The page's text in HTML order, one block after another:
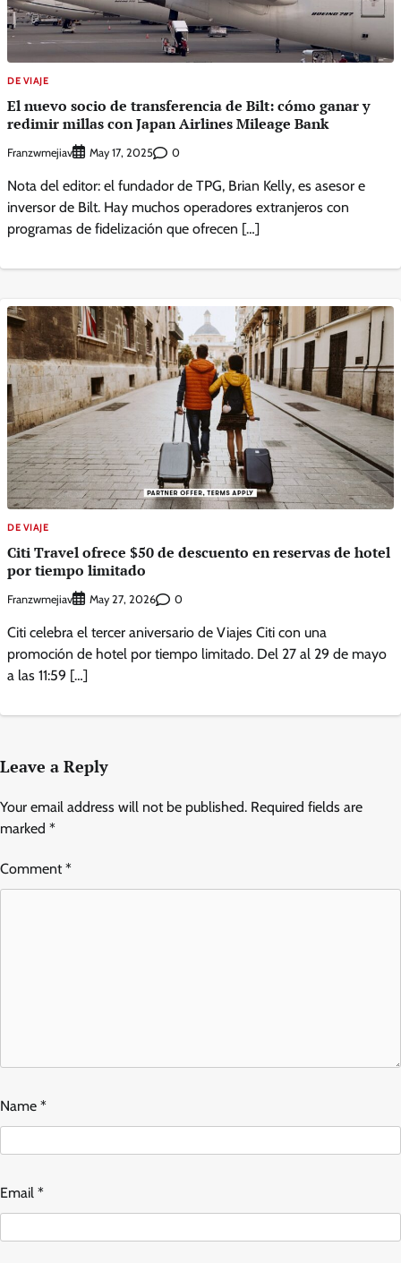
DE VIAJE
El nuevo socio de transferencia de Bilt: cómo ganar y
redimir millas con Japan Airlines Mileage Bank
Franzwmejiav May 17, 2025 0
Nota del editor: el fundador de TPG, Brian Kelly, es asesor e
inversor de Bilt. Hay muchos operadores extranjeros con
programas de fidelización que ofrecen […]
DE VIAJE
Citi Travel ofrece $50 de descuento en reservas de hotel
por tiempo limitado
Franzwmejiav May 27, 2026 0
Citi celebra el tercer aniversario de Viajes Citi con una
promoción de hotel por tiempo limitado. Del 27 al 29 de mayo
a las 11:59 […]
Leave a Reply
Your email address will not be published. Required fields are
marked *
Comment*
Name *
Email *